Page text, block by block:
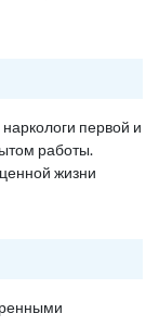
первой и
работы.
жизни